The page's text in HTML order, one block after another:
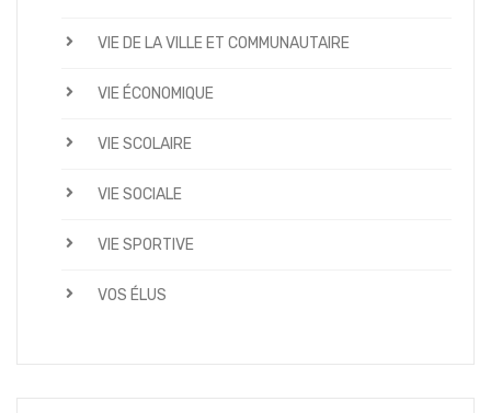
VIE DE LA VILLE ET COMMUNAUTAIRE
VIE ÉCONOMIQUE
VIE SCOLAIRE
VIE SOCIALE
VIE SPORTIVE
VOS ÉLUS